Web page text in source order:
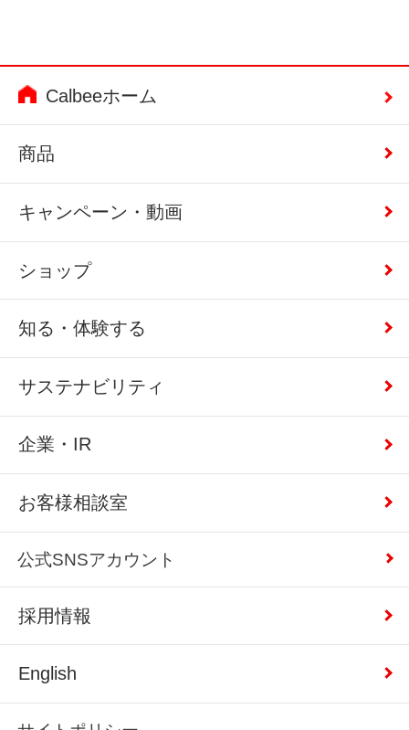
Calbeeホーム
商品
キャンペーン・動画
ショップ
知る・体験する
サステナビリティ
企業・IR
お客様相談室
公式SNSアカウント
採用情報
English